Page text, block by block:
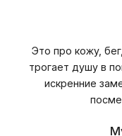
Это про кожу,
трогает душу в
искренние